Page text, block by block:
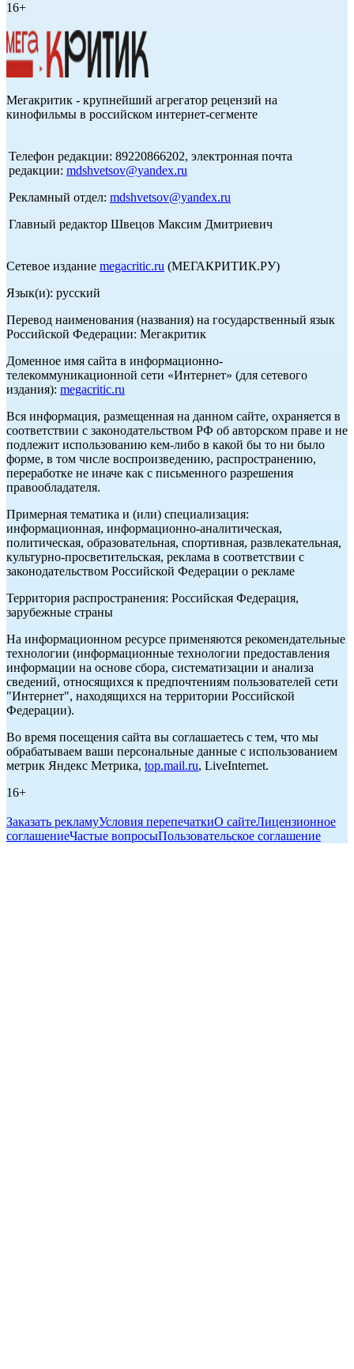
16+
Мегакритик - крупнейший агрегатор рецензий на
кинофильмы в российском интернет-сегменте
Телефон редакции: 89220866202, электронная почта
редакции: mdshvetsov@yandex.ru
Рекламный отдел: mdshvetsov@yandex.ru
Главный редактор Швецов Максим Дмитриевич
Сетевое издание megacritic.ru (МЕГАКРИТИК.РУ)
Язык(и): русский
Перевод наименования (названия) на государственный язык
Российской Федерации: Мегакритик
Доменное имя сайта в информационно-
телекоммуникационной сети «Интернет» (для сетевого
издания): megacritic.ru
Вся информация, размещенная на данном сайте, охраняется в
соответствии с законодательством РФ об авторском праве и не
подлежит использованию кем-либо в какой бы то ни было
форме, в том числе воспроизведению, распространению,
переработке не иначе как с письменного разрешения
правообладателя.
Примерная тематика и (или) специализация:
информационная, информационно-аналитическая,
политическая, образовательная, спортивная, развлекательная,
культурно-просветительская, реклама в соответствии с
законодательством Российской Федерации о рекламе
Территория распространения: Российская Федерация,
зарубежные страны
На информационном ресурсе применяются рекомендательные
технологии (информационные технологии предоставления
информации на основе сбора, систематизации и анализа
сведений, относящихся к предпочтениям пользователей сети
"Интернет", находящихся на территории Российской
Федерации).
Во время посещения сайта вы соглашаетесь с тем, что мы
обрабатываем ваши персональные данные с использованием
метрик Яндекс Метрика, top.mail.ru, LiveInternet.
16+
Заказать рекламуУсловия перепечаткиО сайтеЛицензионное
соглашениеЧастые вопросыПользовательское соглашение